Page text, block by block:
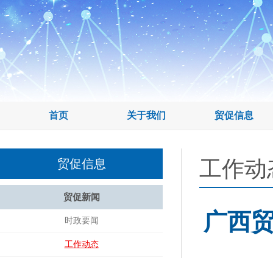
首页 关于我们 贸促信息
贸促信息
贸促新闻
时政要闻
工作动态
工作动
广西